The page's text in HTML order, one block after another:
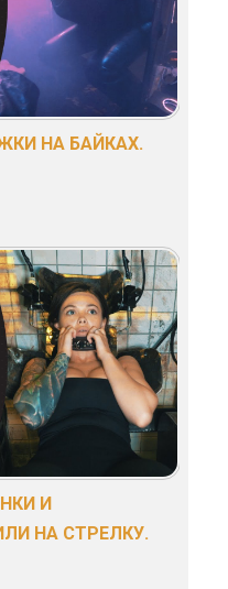
НА БАЙКАХ.
И
НА СТРЕЛКУ.